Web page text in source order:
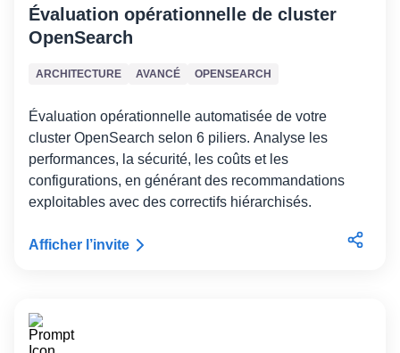
Évaluation opérationnelle de cluster
OpenSearch
ARCHITECTURE AVANCÉ OPENSEARCH
Évaluation opérationnelle automatisée de votre
cluster OpenSearch selon 6 piliers. Analyse les
performances, la sécurité, les coûts et les
configurations, en générant des recommandations
exploitables avec des correctifs hiérarchisés.
Afficher l’invite